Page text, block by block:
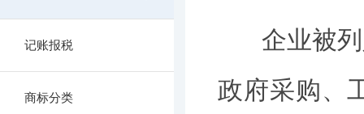
记账报税
商标分类
企业被列
政府采购、